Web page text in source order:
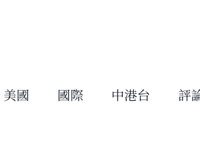
美國 國際 中港台 評